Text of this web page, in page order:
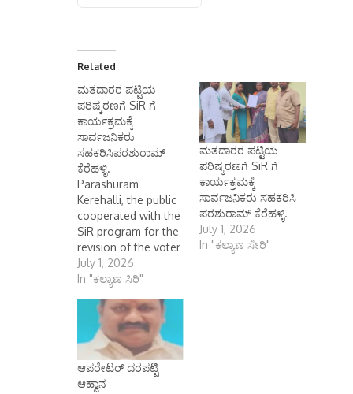
Related
ಮತದಾರರ ಪಟ್ಟಿಯ
ಪರಿಷ್ಕರಣಗೆ SiR ಗೆ
ಕಾರ್ಯಕ್ರಮಕ್ಕೆ
ಸಾರ್ವಜನಿಕರು
ಸಹಕರಿಸಿಪರಶುರಾಮ್
ಕೆರೆಹಳ್ಳಿ.
Parashuram
Kerehalli, the public
cooperated with the
SiR program for the
revision of the voter
list. ಮತದಾರರ ಪಟ್ಟಿಯ
ಪರಿಷ್ಕರಣಗೆ SiR ಗೆ
ಸಾರ್ವಜನಿಕರು ಸಹಕರಿಸಿ
ಪರಶುರಾಮ್ ಕೆರೆಹಳ್ಳಿ.
ಕೊಪ್ಪಳ :– ನಗರದ 3ನೇ
ವಾರ್ಡಿನ ಕುವೆಂಪು
ನಗರದಲ್ಲಿ ವಿಶೇಷ ಸಮಗ್ರ
ಮತದಾರರ ಪಟ್ಟಿ
July 1, 2026
In "ಕಲ್ಯಾಣ ಸಿರಿ"
ಮತದಾರರ ಪಟ್ಟಿಯ
ಪರಿಷ್ಕರಣಗೆ SiR ಗೆ
ಕಾರ್ಯಕ್ರಮಕ್ಕೆ
ಸಾರ್ವಜನಿಕರು ಸಹಕರಿಸಿ
ಪರಶುರಾಮ್ ಕೆರೆಹಳ್ಳಿ.
July 1, 2026
In "ಕಲ್ಯಾಣ ಸೇರಿ"
ಆಪರೇಟರ್ ದರಪಟ್ಟಿ
ಆಹ್ವಾನ